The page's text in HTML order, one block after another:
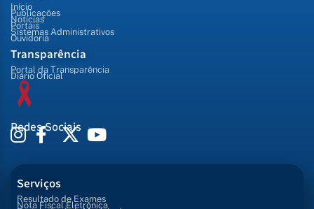
Início
Publicações
Notícias
Portais
Sistemas Administrativos
Ouvidoria
Transparência
Portal da Transparência
Diário Oficial
Redes Sociais
Serviços
Resultado de Exames
Nota Fiscal Eletrônica